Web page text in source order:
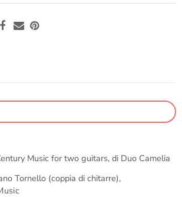
Music for two guitars, di Duo Camelia
Tornello (coppia di chitarre),